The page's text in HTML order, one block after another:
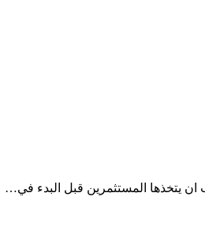
ان يتخذها المستثمرين قبل البدء في…